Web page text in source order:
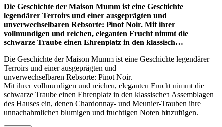
Die Geschichte der Maison Mumm ist eine Geschichte
legendärer Terroirs und einer ausgeprägten und
unverwechselbaren Rebsorte: Pinot Noir. Mit ihrer
vollmundigen und reichen, eleganten Frucht nimmt die
schwarze Traube einen Ehrenplatz in den klassisch…
Die Geschichte der Maison Mumm ist eine Geschichte legendärer
Terroirs und einer ausgeprägten und
unverwechselbaren Rebsorte: Pinot Noir.
Mit ihrer vollmundigen und reichen, eleganten Frucht nimmt die
schwarze Traube einen Ehrenplatz in den klassischen Assemblagen
des Hauses ein, denen Chardonnay- und Meunier-Trauben ihre
unnachahmlichen blumigen und fruchtigen Noten hinzufügen.